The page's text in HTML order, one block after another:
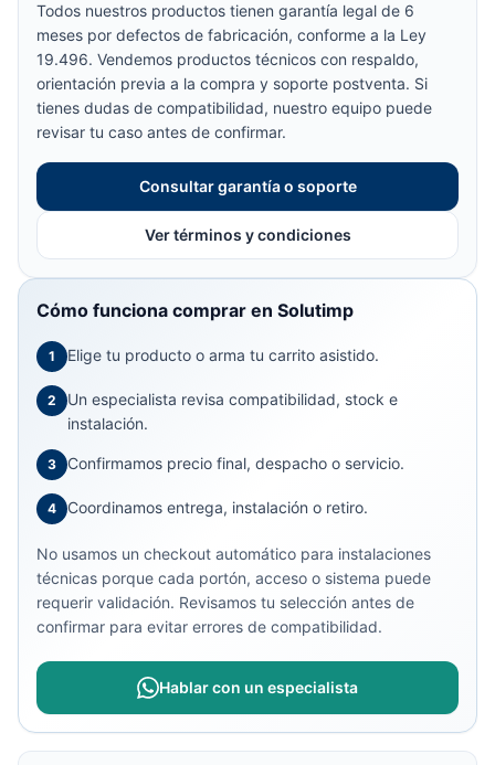
Todos nuestros productos tienen garantía legal de 6
meses por defectos de fabricación, conforme a la Ley
19.496. Vendemos productos técnicos con respaldo,
orientación previa a la compra y soporte postventa. Si
tienes dudas de compatibilidad, nuestro equipo puede
revisar tu caso antes de confirmar.
Consultar garantía o soporte
Ver términos y condiciones
Cómo funciona comprar en Solutimp
1 Elige tu producto o arma tu carrito asistido.
2
Un especialista revisa compatibilidad, stock e
instalación.
3 Confirmamos precio final, despacho o servicio.
4 Coordinamos entrega, instalación o retiro.
No usamos un checkout automático para instalaciones
técnicas porque cada portón, acceso o sistema puede
requerir validación. Revisamos tu selección antes de
confirmar para evitar errores de compatibilidad.
Hablar con un especialista